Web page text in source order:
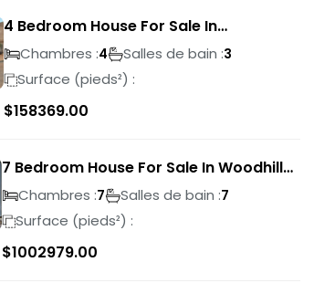
4 Bedroom House For Sale In
Magalieskruin
Chambres :4 Salles de bain :3
Surface (pieds²) :
$158369.00
7 Bedroom House For Sale In Woodhill
Golf Estate
Chambres :7 Salles de bain :7
Surface (pieds²) :
$1002979.00